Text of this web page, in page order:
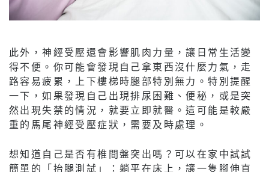
此外，神經受壓還會影響肌肉力量，讓日常生活變
得不便。你可能會發現自己拿東西沒什麼力氣，走
路容易疲累，上下樓梯時腿部特別無力。特別提醒
一下，如果發現自己出現排尿困難、便秘，或是突
然出現失禁的情況，就要立即就醫。這可能是較嚴
重的馬尾神經受壓症狀，需要及時處理。
想知道自己是否有椎間盤突出嗎？可以在家中試試
簡單的「抬腿測試」：躺平在床上，讓一隻腳伸直